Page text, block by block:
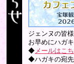
ジェンヌの皆
お早めにハガ
◆メールはこ
◆ハガキの宛先